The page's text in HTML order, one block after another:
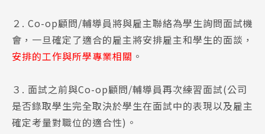
２. Co-op顧問/輔導員將與雇主聯絡為學生詢問面試機
會，一旦確定了適合的雇主將安排雇主和學生的面談，
安排的工作與所學專業相關 。
３. 面試之前與Co-op顧問/輔導員再次練習面試(公司
是否錄取學生完全取決於學生在面試中的表現以及雇主
確定考量對職位的適合性)。